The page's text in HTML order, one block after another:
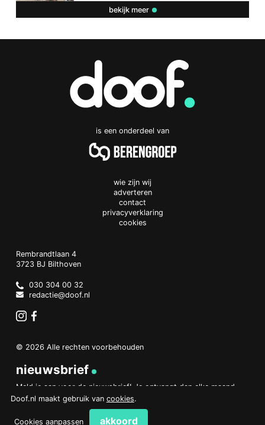
bekijk meer
is een onderdeel van
wie zijn wij
adverteren
contact
privacyverklaring
cookies
Doof.nl
work
Rembrandtlaan 4
3723 BJ Bilthoven
Netherlands
030 304 00 32
redactie@doof.nl
© 2026 Alle rechten voorbehouden
nieuwsbrief
Meld je aan voor de nieuwsbrief! Je ontvangt dan elke maand
een overzicht van het belangrijkste nieuws.
aanmelden
Doof.nl maakt gebruik van cookies.
Cookies aanpassen akkoord